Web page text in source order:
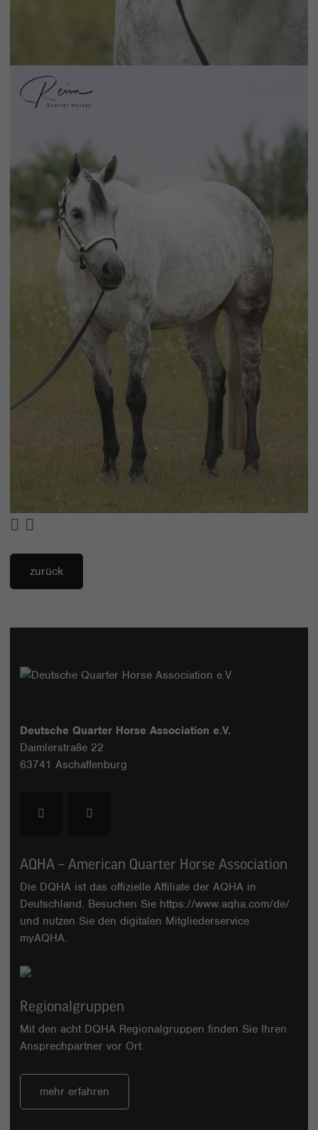
zurück
Deutsche Quarter Horse Association e.V.
Daimlerstraße 22
63741 Aschaffenburg
AQHA – American Quarter Horse Association
Die DQHA ist das offizielle Affiliate der AQHA in
Deutschland. Besuchen Sie https://www.aqha.com/de/
und nutzen Sie den digitalen Mitgliederservice
myAQHA.
Regionalgruppen
Mit den acht DQHA Regionalgruppen finden Sie Ihren
Ansprechpartner vor Ort.
mehr erfahren